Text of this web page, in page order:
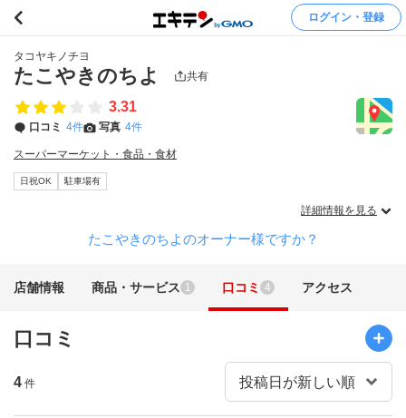
ログイン・登録
タコヤキノチヨ
たこやきのちよ 共有
3.31
口コミ 4件 写真 4件
スーパーマーケット・食品・食材
日祝OK 駐車場有
詳細情報を見る
たこやきのちよのオーナー様ですか？
店舗情報 商品・サービス 1 口コミ 4 アクセス
口コミ
4 件